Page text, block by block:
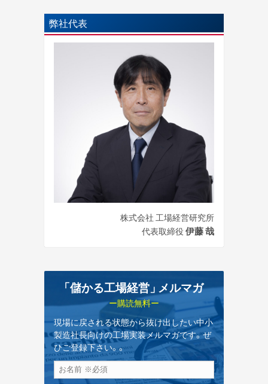
弊社代表
株式会社 工場経営研究所
代表取締役 伊藤 哉
「儲かる工場経営」 メルマガ
ー購読無料ー
現場に戻される状態から抜け出したい中小
製造社長向けの工場実装メルマガです。ぜ
ひご登録下さい。。